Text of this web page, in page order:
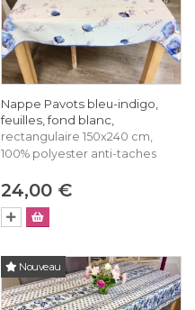
Nappe Pavots bleu-indigo,
feuilles, fond blanc,
rectangulaire 150x240 cm,
100% polyester anti-taches
24,00 €
Nouveau